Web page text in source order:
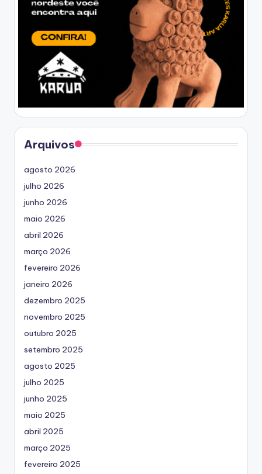
Arquivos
agosto 2026
julho 2026
junho 2026
maio 2026
abril 2026
março 2026
fevereiro 2026
janeiro 2026
dezembro 2025
novembro 2025
outubro 2025
setembro 2025
agosto 2025
julho 2025
junho 2025
maio 2025
abril 2025
março 2025
fevereiro 2025